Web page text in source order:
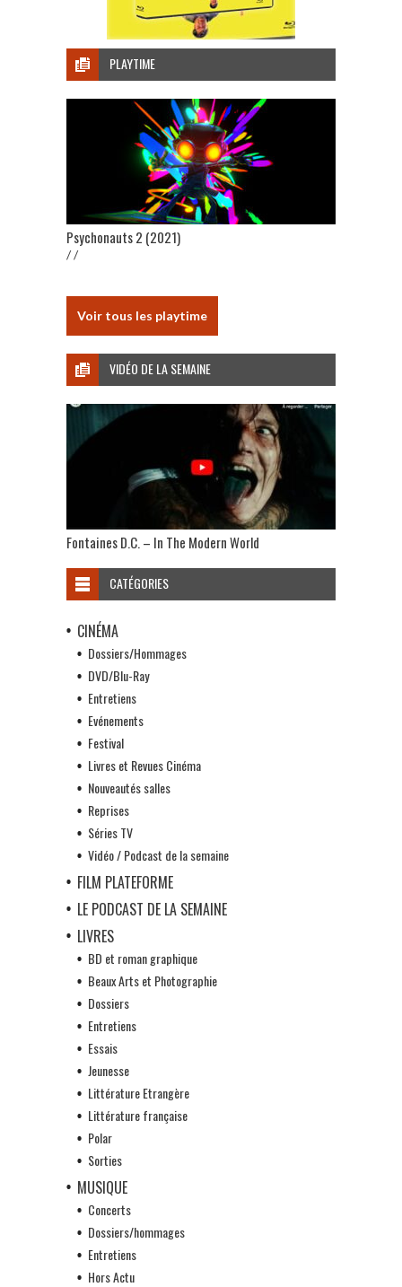
PLAYTIME
Psychonauts 2 (2021)
/ /
Voir tous les playtime
VIDÉO DE LA SEMAINE
Fontaines D.C. – In The Modern World
CATÉGORIES
CINÉMA
Dossiers/Hommages
DVD/Blu-Ray
Entretiens
Evénements
Festival
Livres et Revues Cinéma
Nouveautés salles
Reprises
Séries TV
Vidéo / Podcast de la semaine
FILM PLATEFORME
LE PODCAST DE LA SEMAINE
LIVRES
BD et roman graphique
Beaux Arts et Photographie
Dossiers
Entretiens
Essais
Jeunesse
Littérature Etrangère
Littérature française
Polar
Sorties
MUSIQUE
Concerts
Dossiers/hommages
Entretiens
Hors Actu